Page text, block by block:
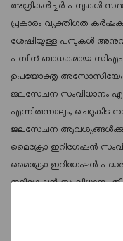
അഗ്രികൾച്ചർ പമ്പുകൾ
പ്രകാരം വ്യക്തിഗത
ശേഷിയുള്ള പമ്പുകൾ
പമ്പിന് ബാധകമായ
ഉപയോക്തൃ
ജലസേചന സംവിധാനം
എന്നിരുന്നാലും,
ജലസേചന
മൈക്രോ ഇറിഗേഷൻ
മൈക്രോ ഇറിഗേഷൻ
ഇറിഗേഷൻ സംവിധാനം
HP-യിലെ പമ്പ്
തദ്ദേശീയ സോളാർ